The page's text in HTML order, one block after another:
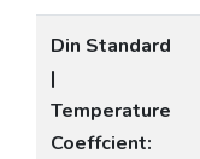
Din Standard
|
Temperature
Coeffcient: